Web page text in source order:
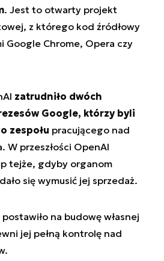
. Jest to otwarty projekt
z którego kod źródłowy
Google Chrome, Opera czy
zatrudniło dwóch
Google, którzy byli
zespołu pracującego nad
przeszłości OpenAI
tejże, gdyby organom
się wymusić jej sprzedaż.
na budowę własnej
jej pełną kontrolę nad